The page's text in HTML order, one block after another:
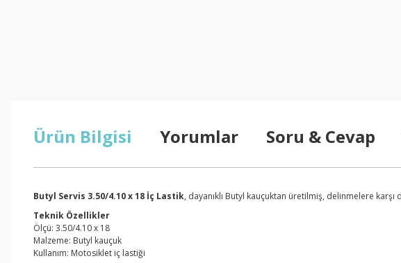
Ürün Bilgisi Yorumlar Soru & Cevap
Butyl Servis 3.50/4.10 x 18 İç Lastik, dayanıklı Butyl kauçuktan üretilmiş, delinmelere
Teknik Özellikler
Ölçü: 3.50/4.10 x 18
Malzeme: Butyl kauçuk
Kullanım: Motosiklet iç lastiği